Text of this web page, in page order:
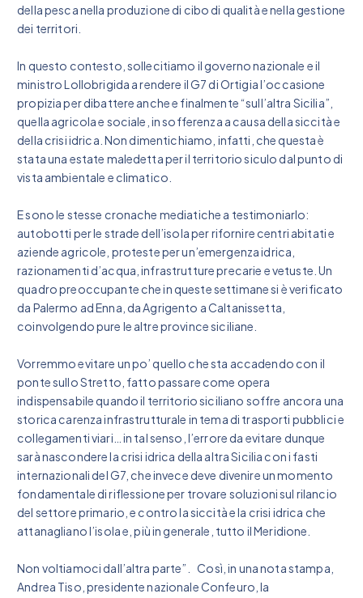
della pesca nella produzione di cibo di qualità e nella gestione
dei territori.
In questo contesto, sollecitiamo il governo nazionale e il
ministro Lollobrigida a rendere il G7 di Ortigia l’occasione
propizia per dibattere anche e finalmente “sull’altra Sicilia”,
quella agricola e sociale, in sofferenza a causa della siccità e
della crisi idrica. Non dimentichiamo, infatti, che questa è
stata una estate maledetta per il territorio siculo dal punto di
vista ambientale e climatico.
E sono le stesse cronache mediatiche a testimoniarlo:
autobotti per le strade dell’isola per rifornire centri abitati e
aziende agricole, proteste per un’emergenza idrica,
razionamenti d’acqua, infrastrutture precarie e vetuste. Un
quadro preoccupante che in queste settimane si è verificato
da Palermo ad Enna, da Agrigento a Caltanissetta,
coinvolgendo pure le altre province siciliane.
Vorremmo evitare un po’ quello che sta accadendo con il
ponte sullo Stretto, fatto passare come opera
indispensabile quando il territorio siciliano soffre ancora una
storica carenza infrastrutturale in tema di trasporti pubblici e
collegamenti viari… in tal senso, l’errore da evitare dunque
sarà nascondere la crisi idrica della altra Sicilia con i fasti
internazionali del G7, che invece deve divenire un momento
fondamentale di riflessione per trovare soluzioni sul rilancio
del settore primario, e contro la siccità e la crisi idrica che
attanagliano l’isola e, più in generale, tutto il Meridione.
Non voltiamoci dall’altra parte”. Così, in una nota stampa,
Andrea Tiso, presidente nazionale Confeuro, la